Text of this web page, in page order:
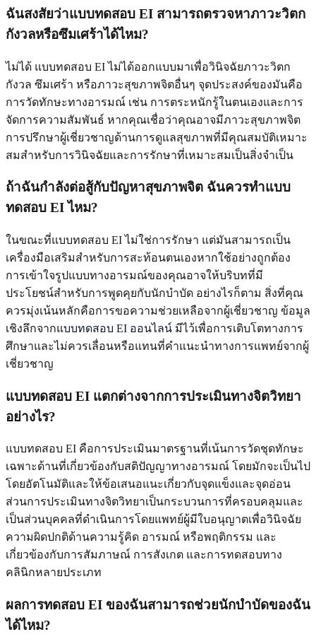
ฉันสงสัยว่าแบบทดสอบ EI สามารถตรวจหาภาวะวิตก
กังวลหรือซึมเศร้าได้ไหม?
ไม่ได้ แบบทดสอบ EI ไม่ได้ออกแบบมาเพื่อวินิจฉัยภาวะวิตก
กังวล ซึมเศร้า หรือภาวะสุขภาพจิตอื่นๆ จุดประสงค์ของมันคือ
การวัดทักษะทางอารมณ์ เช่น การตระหนักรู้ในตนเองและการ
จัดการความสัมพันธ์ หากคุณเชื่อว่าคุณอาจมีภาวะสุขภาพจิต
การปรึกษาผู้เชี่ยวชาญด้านการดูแลสุขภาพที่มีคุณสมบัติเหมาะ
สมสำหรับการวินิจฉัยและการรักษาที่เหมาะสมเป็นสิ่งจำเป็น
ถ้าฉันกำลังต่อสู้กับปัญหาสุขภาพจิต ฉันควรทำแบบ
ทดสอบ EI ไหม?
ในขณะที่แบบทดสอบ EI ไม่ใช่การรักษา แต่มันสามารถเป็น
เครื่องมือเสริมสำหรับการสะท้อนตนเองหากใช้อย่างถูกต้อง
การเข้าใจรูปแบบทางอารมณ์ของคุณอาจให้บริบทที่มี
ประโยชน์สำหรับการพูดคุยกับนักบำบัด อย่างไรก็ตาม สิ่งที่คุณ
ควรมุ่งเน้นหลักคือการขอความช่วยเหลือจากผู้เชี่ยวชาญ ข้อมูล
เชิงลึกจากแบบทดสอบ EI ออนไลน์ มีไว้เพื่อการเติบโตทางการ
ศึกษาและไม่ควรเลื่อนหรือแทนที่คำแนะนำทางการแพทย์จากผู้
เชี่ยวชาญ
แบบทดสอบ EI แตกต่างจากการประเมินทางจิตวิทยา
อย่างไร?
แบบทดสอบ EI คือการประเมินมาตรฐานที่เน้นการวัดชุดทักษะ
เฉพาะด้านที่เกี่ยวข้องกับสติปัญญาทางอารมณ์ โดยมักจะเป็นไป
โดยอัตโนมัติและให้ข้อเสนอแนะเกี่ยวกับจุดแข็งและจุดอ่อน
ส่วนการประเมินทางจิตวิทยาเป็นกระบวนการที่ครอบคลุมและ
เป็นส่วนบุคคลที่ดำเนินการโดยแพทย์ผู้มีใบอนุญาตเพื่อวินิจฉัย
ความผิดปกติด้านความรู้คิด อารมณ์ หรือพฤติกรรม และ
เกี่ยวข้องกับการสัมภาษณ์ การสังเกต และการทดสอบทาง
คลินิกหลายประเภท
ผลการทดสอบ EI ของฉันสามารถช่วยนักบำบัดของฉัน
ได้ไหม?